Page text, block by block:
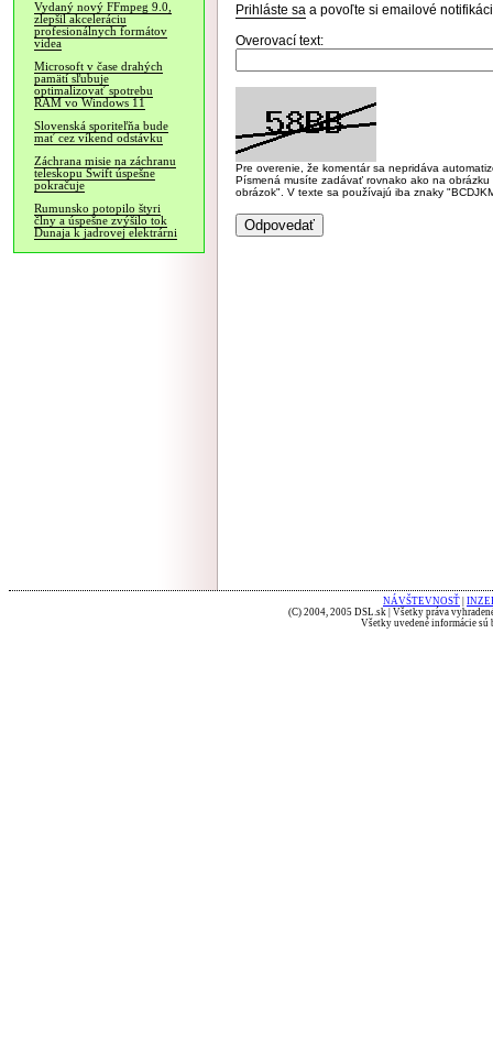
Vydaný nový FFmpeg 9.0,
zlepšil akceleráciu
profesionálnych formátov
videa
Microsoft v čase drahých
pamätí sľubuje
optimalizovať spotrebu
RAM vo Windows 11
Slovenská sporiteľňa bude
mať cez víkend odstávku
Záchrana misie na záchranu
teleskopu Swift úspešne
pokračuje
Rumunsko potopilo štyri
člny a úspešne zvýšilo tok
Dunaja k jadrovej elektrárni
Prihláste sa a povoľte si emailové
Overovací text:
Pre overenie, že komentár sa nepridáva
Písmená musíte zadávať rovnako ako na
obrázok". V texte sa používajú iba znaky
NÁVŠTEVNOSŤ
(C) 2004, 2005 DSL.sk | Všetky práva
Všetky uvedené informácie sú